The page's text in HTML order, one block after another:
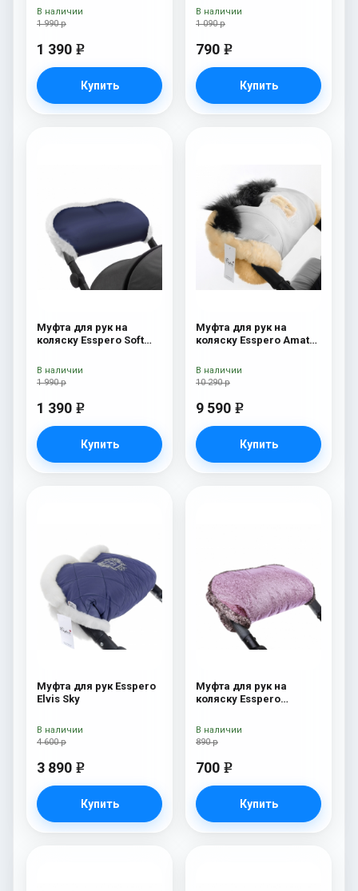
1 990 р
1 390 e
Купить
В наличии
1 090 р
790 e
Купить
В наличии
Муфта для рук на
коляску Esspero Soft
1 990 р
1 390 e
Купить
В наличии
Муфта для рук на
коляску Esspero Amato
10 290 р
9 590 e
Купить
В наличии
Муфта для рук Esspero
Elvis Sky
4 600 р
3 890 e
Купить
В наличии
Муфта для рук на
коляску Esspero
890 р
700 e
Купить
В наличии